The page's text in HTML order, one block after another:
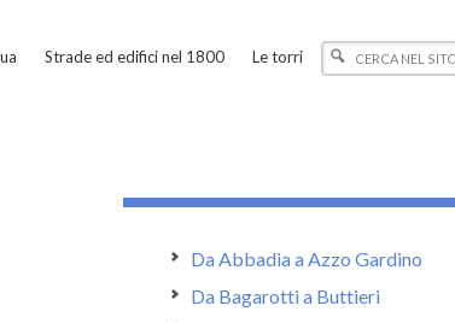
Strade ed edifici nel 1800 Le torri
Da Abbadia a Azzo Gardino
Da Bagarotti a Buttieri